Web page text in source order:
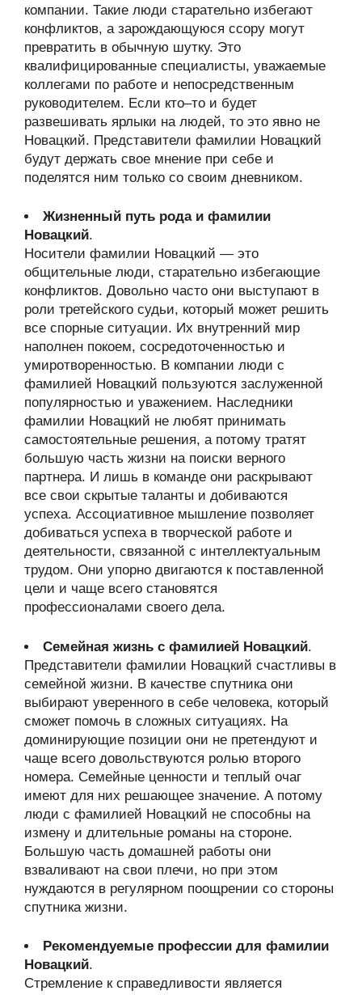
компании. Такие люди старательно избегают
конфликтов, а зарождающуюся ссору могут
превратить в обычную шутку. Это
квалифицированные специалисты, уважаемые
коллегами по работе и непосредственным
руководителем. Если кто–то и будет
развешивать ярлыки на людей, то это явно не
Новацкий. Представители фамилии Новацкий
будут держать свое мнение при себе и
поделятся ним только со своим дневником.
Жизненный путь рода и фамилии
Новацкий.
Носители фамилии Новацкий — это
общительные люди, старательно избегающие
конфликтов. Довольно часто они выступают в
роли третейского судьи, который может решить
все спорные ситуации. Их внутренний мир
наполнен покоем, сосредоточенностью и
умиротворенностью. В компании люди с
фамилией Новацкий пользуются заслуженной
популярностью и уважением. Наследники
фамилии Новацкий не любят принимать
самостоятельные решения, а потому тратят
большую часть жизни на поиски верного
партнера. И лишь в команде они раскрывают
все свои скрытые таланты и добиваются
успеха. Ассоциативное мышление позволяет
добиваться успеха в творческой работе и
деятельности, связанной с интеллектуальным
трудом. Они упорно двигаются к поставленной
цели и чаще всего становятся
профессионалами своего дела.
Семейная жизнь с фамилией Новацкий.
Представители фамилии Новацкий счастливы в
семейной жизни. В качестве спутника они
выбирают уверенного в себе человека, который
сможет помочь в сложных ситуациях. На
доминирующие позиции они не претендуют и
чаще всего довольствуются ролью второго
номера. Семейные ценности и теплый очаг
имеют для них решающее значение. А потому
люди с фамилией Новацкий не способны на
измену и длительные романы на стороне.
Большую часть домашней работы они
взваливают на свои плечи, но при этом
нуждаются в регулярном поощрении со стороны
спутника жизни.
Рекомендуемые профессии для фамилии
Новацкий.
Стремление к справедливости является